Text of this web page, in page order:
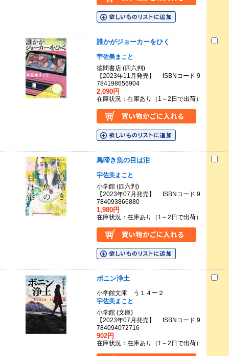
誰かがジョーカーをひく
宇佐美まこと
徳間書店 (四六判)
【2023年11月発売】 ISBNコード 9
784198656904
2,090円
在庫状況：在庫あり（1～2日で出荷）
鳥啼き魚の目は泪
宇佐美まこと
小学館 (四六判)
【2023年07月発売】 ISBNコード 9
784093866880
1,980円
在庫状況：在庫あり（1～2日で出荷）
ボニン浄土
小学館文庫 う１４ー２
宇佐美まこと
小学館 (文庫)
【2023年07月発売】 ISBNコード 9
784094072716
902円
在庫状況：在庫あり（1～2日で出荷）